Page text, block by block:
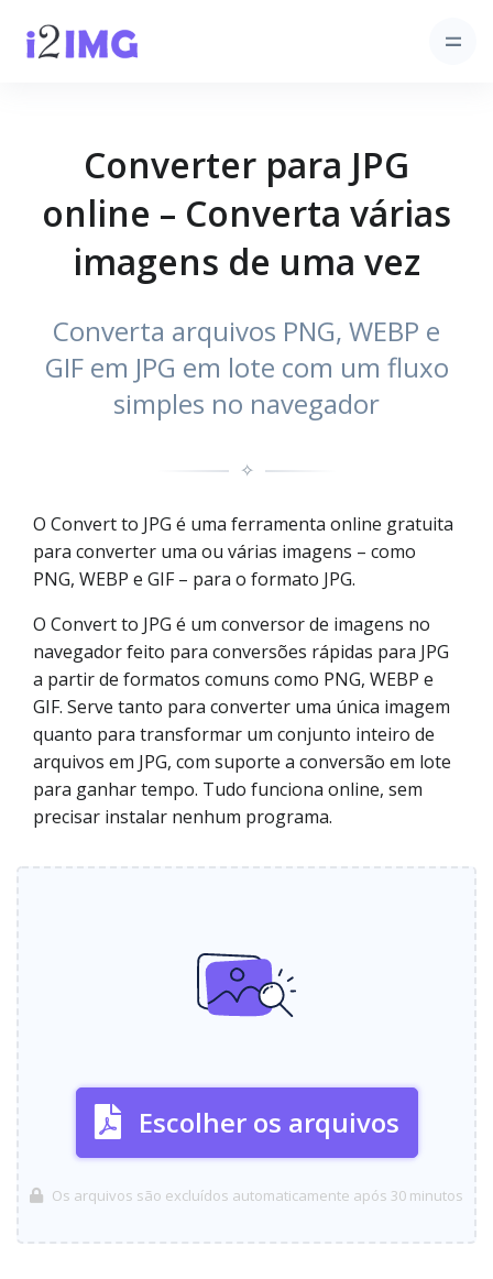
Converter para JPG
online – Converta várias
imagens de uma vez
Converta arquivos PNG, WEBP e
GIF em JPG em lote com um fluxo
simples no navegador
✧
O Convert to JPG é uma ferramenta online gratuita
para converter uma ou várias imagens – como
PNG, WEBP e GIF – para o formato JPG.
O Convert to JPG é um conversor de imagens no
navegador feito para conversões rápidas para JPG
a partir de formatos comuns como PNG, WEBP e
GIF. Serve tanto para converter uma única imagem
quanto para transformar um conjunto inteiro de
arquivos em JPG, com suporte a conversão em lote
para ganhar tempo. Tudo funciona online, sem
precisar instalar nenhum programa.
Escolher os arquivos
Os arquivos são excluídos automaticamente após 30 minutos